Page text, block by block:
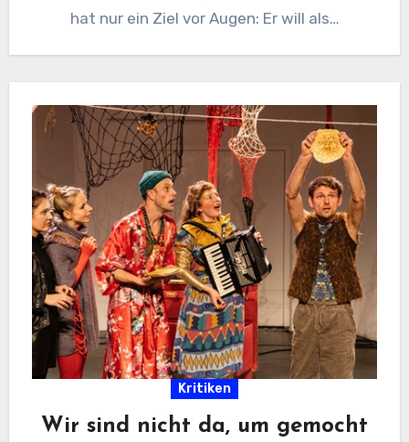
hat nur ein Ziel vor Augen: Er will als…
Kritiken
Wir sind nicht da, um gemocht